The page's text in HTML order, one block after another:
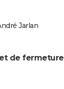
Jarlan
de fermeture